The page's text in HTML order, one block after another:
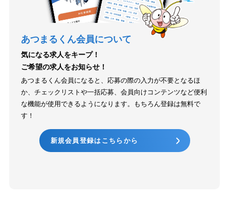
あつまるくん会員について
気になる求人をキープ！
ご希望の求人をお知らせ！
あつまるくん会員になると、応募の際の入力が不要となるほ
か、チェックリストや一括応募、会員向けコンテンツなど便利
な機能が使用できるようになります。もちろん登録は無料で
す！
新規会員登録はこちらから